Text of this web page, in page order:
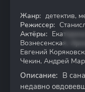
Жанр: детектив,
Режиссер:
Актёры:
Вознесенская,
Евгений
Чекин, Андрей
Описание: В
недавно